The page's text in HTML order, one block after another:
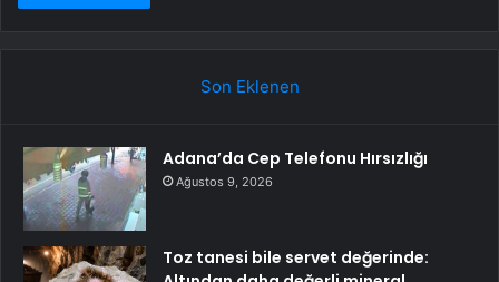
Son Eklenen
Adana’da Cep Telefonu Hırsızlığı
Ağustos 9, 2026
Toz tanesi bile servet değerinde: